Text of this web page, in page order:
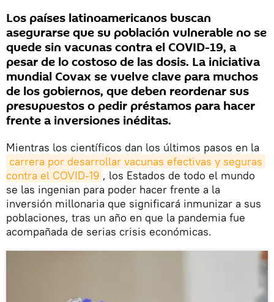
Los países latinoamericanos buscan
asegurarse que su población vulnerable no se
quede sin vacunas contra el COVID-19, a
pesar de lo costoso de las dosis. La iniciativa
mundial Covax se vuelve clave para muchos
de los gobiernos, que deben reordenar sus
presupuestos o pedir préstamos para hacer
frente a inversiones inéditas.
Mientras los científicos dan los últimos pasos en la
carrera por desarrollar vacunas efectivas y seguras
contra el COVID-19 , los Estados de todo el mundo
se las ingenian para poder hacer frente a la
inversión millonaria que significará inmunizar a sus
poblaciones, tras un año en que la pandemia fue
acompañada de serias crisis económicas.